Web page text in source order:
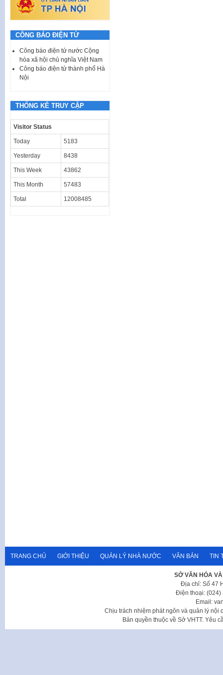
CÔNG BÁO ĐIỆN TỬ
Công báo điện tử nước Cộng
hòa xã hội chủ nghĩa Việt Nam
Công báo điện tử thành phố Hà
Nội
THỐNG KÊ TRUY CẬP
Visitor Status
Today 5183
Yesterday 8438
This Week 43862
This Month 57483
Total 12008485
TRANG CHỦ GIỚI THIỆU QUẢN LÝ NHÀ NƯỚC VĂN BẢN TIN
SỞ VĂN HÓA
Địa chỉ: Số 47
Điện thoại: (024)
Email:
Chịu trách nhiệm phát ngôn và quản lý nội
Bản quyền thuộc về Sở VHTT. Yêu